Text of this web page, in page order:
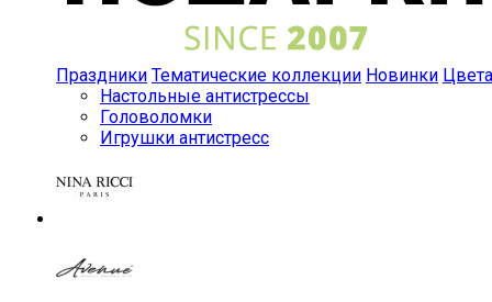
Праздники Тематические коллекции Новинки Цвета
Настольные антистрессы
Головоломки
Игрушки антистресс